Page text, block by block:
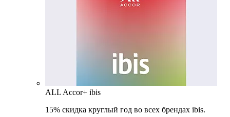
ALL Accor+ ibis
15% скидка круглый год во всех брендах ibis.